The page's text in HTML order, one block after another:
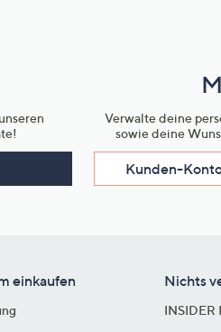
Verwalte deine
sowie deine
Kunden-
einkaufen Nichts
INSIDER